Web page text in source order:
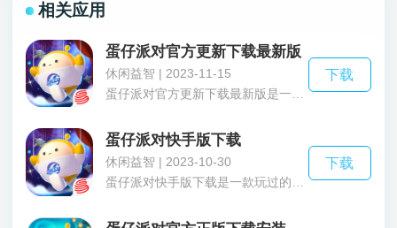
相关应用
蛋仔派对官方更新下载最新版
休闲益智 | 2023-11-15
下载
蛋仔派对快手版下载
休闲益智 | 2023-10-30
蛋仔派对快手版下载是一款玩过的小伙伴都非常喜欢的手机休闲竞技闯关游戏。玩家在蛋仔派对快手版下载中可以游玩非常多不同的模式，不同模式的玩法都不一样，其中的关卡类型也都是不一样的，例如玩家如果游玩排位模式的话，游戏中的关卡都是比较偏向于竞技性的
下载